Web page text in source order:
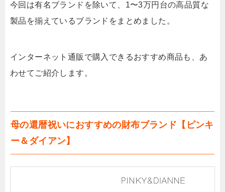
今回は有名ブランドを除いて、1〜3万円台の高品質な
製品を揃えているブランドをまとめました。
インターネット通販で購入できるおすすめ商品も、あ
わせてご紹介します。
母の還暦祝いにおすすめの財布ブランド【ピンキ
ー＆ダイアン】